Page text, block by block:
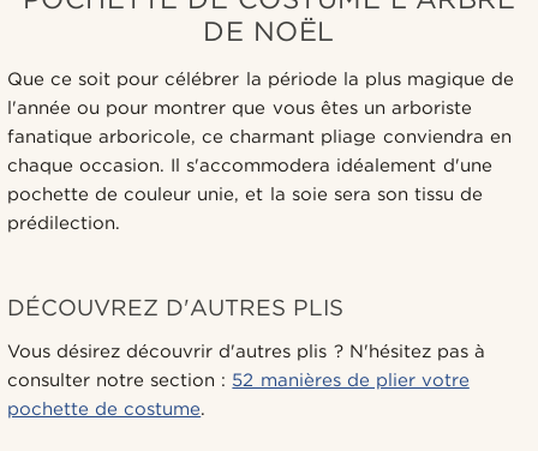
DE NOËL
Que ce soit pour célébrer la période la plus magique de
l'année ou pour montrer que vous êtes un arboriste
fanatique arboricole, ce charmant pliage conviendra en
chaque occasion. Il s'accommodera idéalement d'une
pochette de couleur unie, et la soie sera son tissu de
prédilection.
DÉCOUVREZ D'AUTRES PLIS
Vous désirez découvrir d'autres plis ? N'hésitez pas à
consulter notre section : 52 manières de plier votre
pochette de costume.